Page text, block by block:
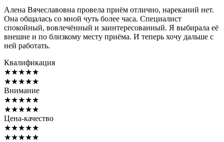
Алена Вячеславовна провела приём отлично, нареканий нет.
Она общалась со мной чуть более часа. Специалист
спокойный, вовлечённый и заинтересованный. Я выбирала её
внешне и по близкому месту приёма. И теперь хочу дальше с
ней работать.
Квалификация
★★★★★
★★★★★
Внимание
★★★★★
★★★★★
Цена-качество
★★★★★
★★★★★